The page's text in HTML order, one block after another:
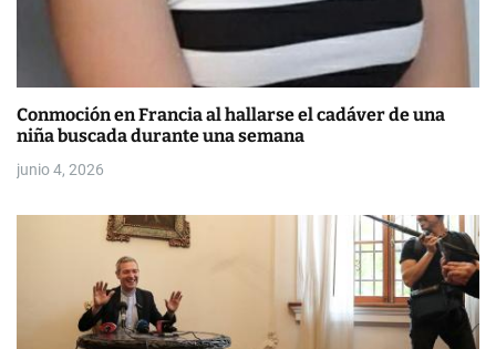
Conmoción en Francia al hallarse el cadáver de una
niña buscada durante una semana
junio 4, 2026